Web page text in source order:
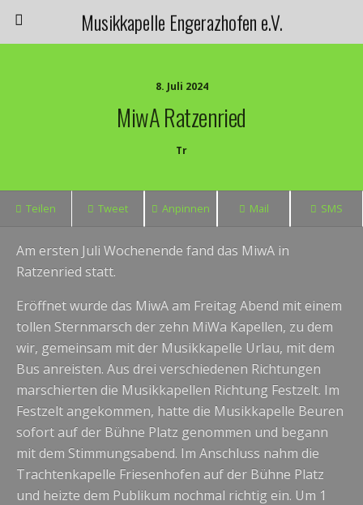
Musikkapelle Engerazhofen e.V.
8. Juli 2024
MiwA Ratzenried
Tr
Teilen Tweet Anpinnen Mail SMS
Am ersten Juli Wochenende fand das MiwA in
Ratzenried statt.
Eröffnet wurde das MiwA am Freitag Abend mit einem
tollen Sternmarsch der zehn MiWa Kapellen, zu dem
wir, gemeinsam mit der Musikkapelle Urlau, mit dem
Bus anreisten. Aus drei verschiedenen Richtungen
marschierten die Musikkapellen Richtung Festzelt. Im
Festzelt angekommen, hatte die Musikkapelle Beuren
sofort auf der Bühne Platz genommen und begann
mit dem Stimmungsabend. Im Anschluss nahm die
Trachtenkapelle Friesenhofen auf der Bühne Platz
und heizte dem Publikum nochmal richtig ein. Um 1